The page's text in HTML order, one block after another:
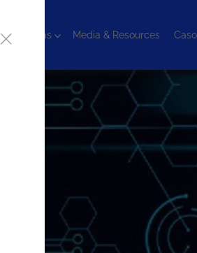
Tecnologias Media & Resources